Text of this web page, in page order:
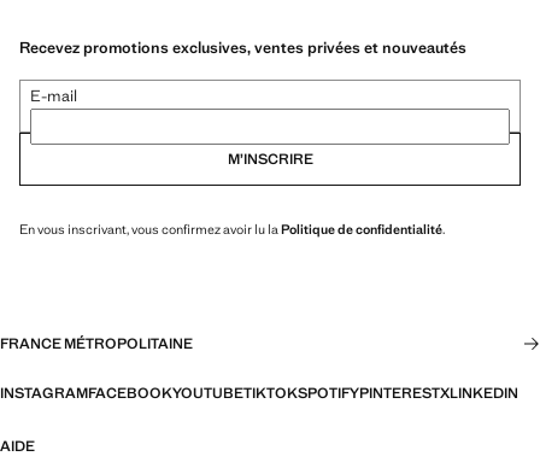
Recevez promotions exclusives, ventes privées et nouveautés
E-mail
M’INSCRIRE
En vous inscrivant, vous confirmez avoir lu la Politique de confidentialité.
FRANCE MÉTROPOLITAINE
INSTAGRAMFACEBOOKYOUTUBETIKTOKSPOTIFYPINTERESTXLINKEDIN
AIDE